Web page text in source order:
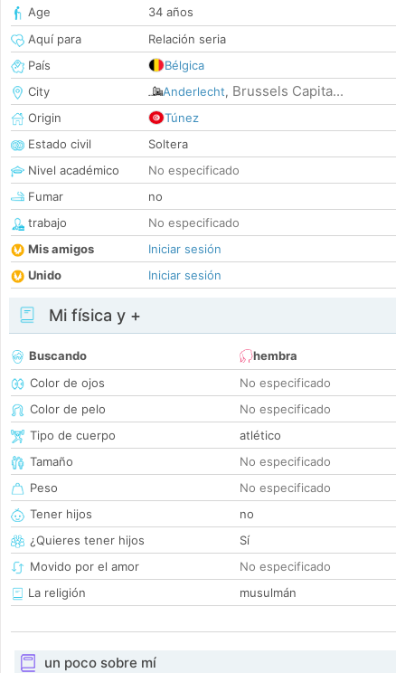
Age
34 años
Aquí para
Relación seria
País
Bélgica
City
Anderlecht, Brussels Capita...
Origin
Túnez
Estado civil
Soltera
Nivel académico
No especificado
Fumar
no
trabajo
No especificado
Mis amigos
Iniciar sesión
Unido
Iniciar sesión
Mi física y +
Buscando
hembra
Color de ojos
No especificado
Color de pelo
No especificado
Tipo de cuerpo
atlético
Tamaño
No especificado
Peso
No especificado
Tener hijos
no
¿Quieres tener hijos
Sí
Movido por el amor
No especificado
La religión
musulmán
un poco sobre mí